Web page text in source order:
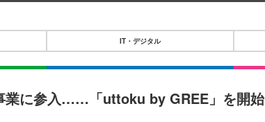
IT・デジタルTOP
IT・デジタル
業に参入……「uttoku by GREE」を開始